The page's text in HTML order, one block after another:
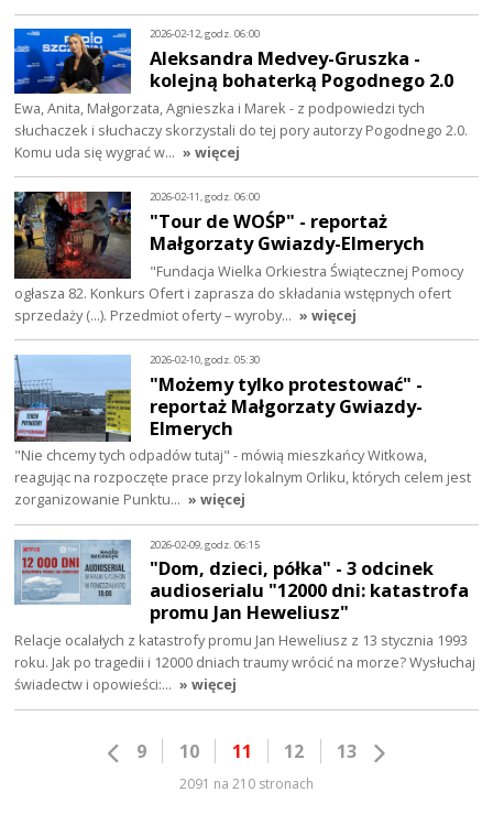
2026-02-12, godz. 06:00
Aleksandra Medvey-Gruszka -
kolejną bohaterką Pogodnego 2.0
Ewa, Anita, Małgorzata, Agnieszka i Marek - z podpowiedzi tych
słuchaczek i słuchaczy skorzystali do tej pory autorzy Pogodnego 2.0.
Komu uda się wygrać w… » więcej
2026-02-11, godz. 06:00
"Tour de WOŚP" - reportaż
Małgorzaty Gwiazdy-Elmerych
"Fundacja Wielka Orkiestra Świątecznej Pomocy
ogłasza 82. Konkurs Ofert i zaprasza do składania wstępnych ofert
sprzedaży (...). Przedmiot oferty – wyroby… » więcej
2026-02-10, godz. 05:30
"Możemy tylko protestować" -
reportaż Małgorzaty Gwiazdy-
Elmerych
"Nie chcemy tych odpadów tutaj" - mówią mieszkańcy Witkowa,
reagując na rozpoczęte prace przy lokalnym Orliku, których celem jest
zorganizowanie Punktu… » więcej
2026-02-09, godz. 06:15
"Dom, dzieci, półka" - 3 odcinek
audioserialu "12000 dni: katastrofa
promu Jan Heweliusz"
Relacje ocalałych z katastrofy promu Jan Heweliusz z 13 stycznia 1993
roku. Jak po tragedii i 12000 dniach traumy wrócić na morze? Wysłuchaj
świadectw i opowieści:… » więcej
9 10 11 12 13
2091 na 210 stronach